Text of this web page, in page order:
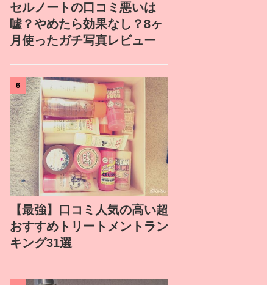
セルノートの口コミ悪いは
嘘？やめたら効果なし？8ヶ
月使ったガチ写真レビュー
6
【最強】口コミ人気の高い超
おすすめトリートメントラン
キング31選